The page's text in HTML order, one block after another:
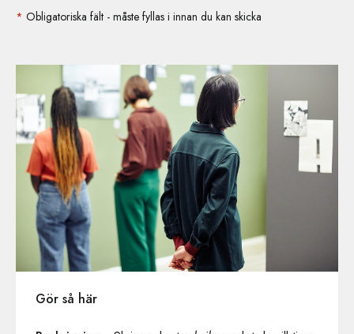
* Obligatoriska fält - måste fyllas i innan du kan skicka
Gör så här